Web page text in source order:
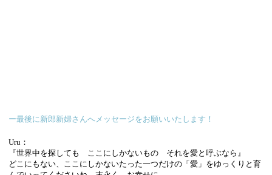
ー最後に新郎新婦さんへメッセージをお願いいたします！
Uru：
『世界中を探しても ここにしかないもの それを愛と呼ぶなら』
どこにもない、ここにしかないたった一つだけの「愛」をゆっくりと育